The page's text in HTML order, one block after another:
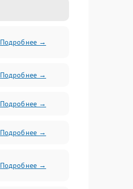
Подробнее →
Подробнее →
Подробнее →
Подробнее →
Подробнее →